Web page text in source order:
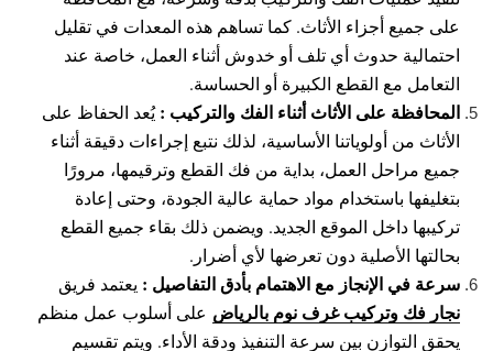
على جميع أجزاء الأثاث. كما تساهم هذه المعدات في تقليل
احتمالية حدوث أي تلف أو خدوش أثناء العمل، خاصة عند
التعامل مع القطع الكبيرة أو الحساسة.
المحافظة على الأثاث أثناء الفك والتركيب :يُعد الحفاظ على
الأثاث من أولوياتنا الأساسية، لذلك نتبع إجراءات دقيقة أثناء
جميع مراحل العمل، بداية من فك القطع وترقيمها، مرورًا
بتغليفها باستخدام مواد حماية عالية الجودة، وحتى إعادة
تركيبها داخل الموقع الجديد. ويضمن ذلك بقاء جميع القطع
بحالتها الأصلية دون تعرضها لأي أضرار.
سرعة في الإنجاز مع الاهتمام بأدق التفاصيل : يعتمد فريق
نجار فك وتركيب غرف نوم بالرياض على أسلوب عمل منظم
يحقق التوازن بين سرعة التنفيذ ودقة الأداء. ويتم تقسيم